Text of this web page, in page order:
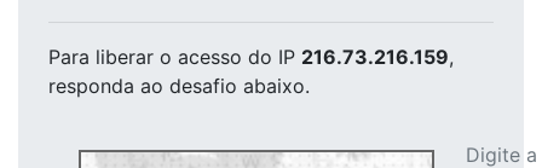
Para liberar o acesso do IP 216.73.216.159,
responda ao desafio abaixo.
Digite